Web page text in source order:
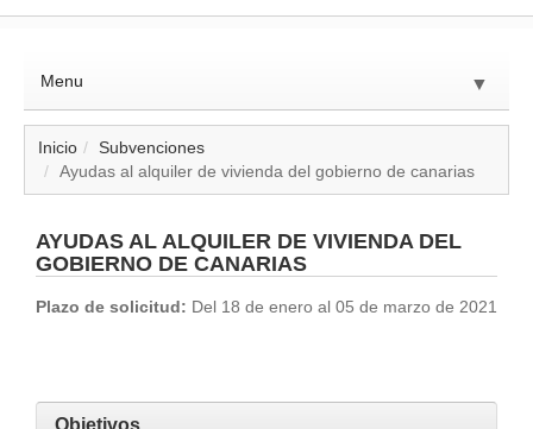
Menu ▼
▼
▼
Inicio
Subvenciones
Ayudas al alquiler de vivienda del gobierno de canarias
AYUDAS AL ALQUILER DE VIVIENDA DEL
GOBIERNO DE CANARIAS
Plazo de solicitud: Del 18 de enero al 05 de marzo de 2021
Objetivos